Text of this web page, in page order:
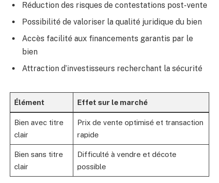
Réduction des risques de contestations post-vente
Possibilité de valoriser la qualité juridique du bien
Accès facilité aux financements garantis par le
bien
Attraction d’investisseurs recherchant la sécurité
Élément Effet sur le marché
Bien avec titre
clair
Prix de vente optimisé et transaction
rapide
Bien sans titre
clair
Difficulté à vendre et décote
possible